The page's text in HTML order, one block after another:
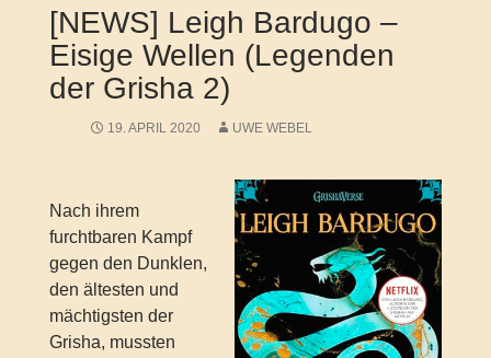
[NEWS] Leigh Bardugo –
Eisige Wellen (Legenden
der Grisha 2)
19. APRIL 2020 UWE WEBEL
Nach ihrem
furchtbaren Kampf
gegen den Dunklen,
den ältesten und
mächtigsten der
Grisha, mussten